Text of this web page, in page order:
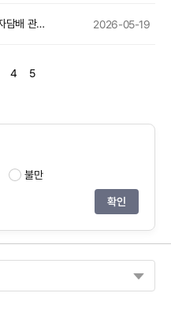
[안전공지] 모리셔스 내 전자담배 관련 유의사항 안내 2026-05-19
4 5
불만